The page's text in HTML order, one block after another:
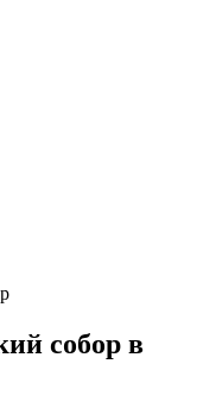
собор в